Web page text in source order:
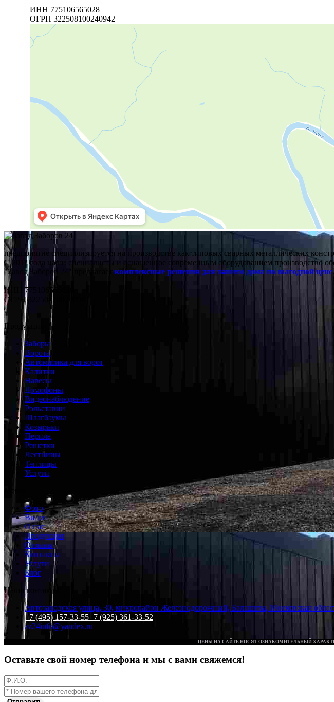
ИНН 775106565028
ОГРН 322508100240942
предприятие специализируется на производстве как типовых сварных металлических
С 2011 года наши специалисты и оснащенное современным оборудованием производство
"Завод Заборов 24" предлагает комплексные решения для вашего дома по выгодной цене.
ИНН 775106565028
ОГРН 322508100240942
Продукция
Заборы
Ворота
Автоматика для ворот
Калитки
Навесы
Домофоны
Видеонаблюдение
Рольставни
Шлагбаумы
Козырьки
Перила
Решетки
Лестницы
Теплицы
Услуги
Меню
Фото
Видео
О нас
Продукция
Отзывы
Контакты
Услуги
Блог
Наши контакты
Автозаводская улица, 30, микрорайон Железнодорожный, Балашиха, Московская
+7 (495) 157-33-55+7 (925) 361-33-52
zz24info@yandex.ru
ЦЕНЫ НА САЙТЕ НОСЯТ ОЗНАКОМИТЕЛЬНЫЙ
Оставьте свой номер телефона и мы с вами свяжемся!